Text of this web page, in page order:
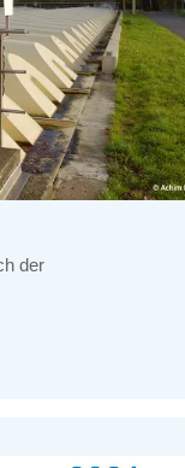
der